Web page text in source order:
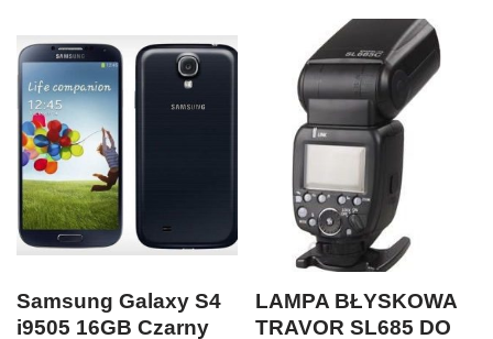
Samsung Galaxy S4
i9505 16GB Czarny
LAMPA BŁYSKOWA
TRAVOR SL685 DO